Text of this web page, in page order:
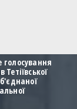
голосування
Тетіївської